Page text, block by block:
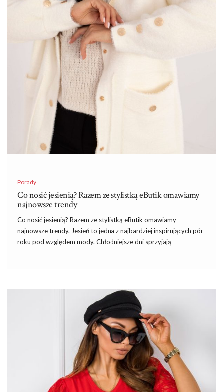
Porady
Co nosić jesienią? Razem ze stylistką eButik omawiamy
najnowsze trendy
Co nosić jesienią? Razem ze stylistką eButik omawiamy
najnowsze trendy. Jesień to jedna z najbardziej inspirujących pór
roku pod względem mody. Chłodniejsze dni sprzyjają
podpowiemy, co nosić jesienią, aby wyglądać modnie i czuć się
komfortowo. Oto stylizacje na różne okazje, w których główną
rolę odgrywają NOWOŚCI dostępne w sklepie Butik online.
Co nosić jesienią? Razem ze stylistką
eButik podpowiadamy
Stylizacja na co dzień to Komfort i casualowy szyk. Codzienne
stylizacje jesienią powinny przede wszystkim zapewniać ciepło i